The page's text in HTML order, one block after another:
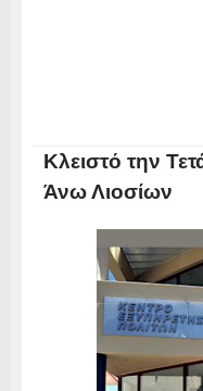
Κλειστό την
Άνω Λιοσίων